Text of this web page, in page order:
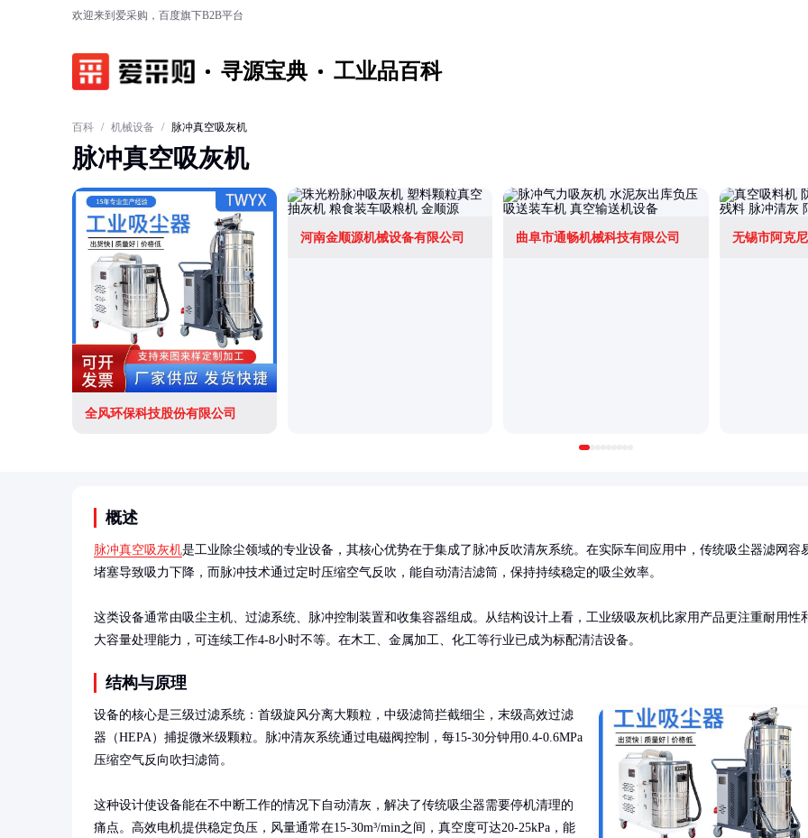
欢迎来到爱采购，百度旗下B2B平台
寻源宝典 工业品百科
百科 / 机械设备 / 脉冲真空吸灰机
脉冲真空吸灰机
全风环保科技股份有限公司
河南金顺源机械设备有限公司 曲阜市通畅机械科技有限公司 无锡市阿克
概述
脉冲真空吸灰机是工业除尘领域的专业设备，其核心优势在于集成了脉冲反吹清灰系统。在实际车间应用中，传统吸尘器滤网容
堵塞导致吸力下降，而脉冲技术通过定时压缩空气反吹，能自动清洁滤筒，保持持续稳定的吸尘效率。
这类设备通常由吸尘主机、过滤系统、脉冲控制装置和收集容器组成。从结构设计上看，工业级吸灰机比家用产品更注重耐用性
大容量处理能力，可连续工作4-8小时不等。在木工、金属加工、化工等行业已成为标配清洁设备。
结构与原理
设备的核心是三级过滤系统：首级旋风分离大颗粒，中级滤筒拦截细尘，末级高效过滤
器（HEPA）捕捉微米级颗粒。脉冲清灰系统通过电磁阀控制，每15-30分钟用0.4-0.6MPa
压缩空气反向吹扫滤筒。
这种设计使设备能在不中断工作的情况下自动清灰，解决了传统吸尘器需要停机清理的
痛点。高效电机提供稳定负压，风量通常在15-30m³/min之间，真空度可达20-25kPa，能